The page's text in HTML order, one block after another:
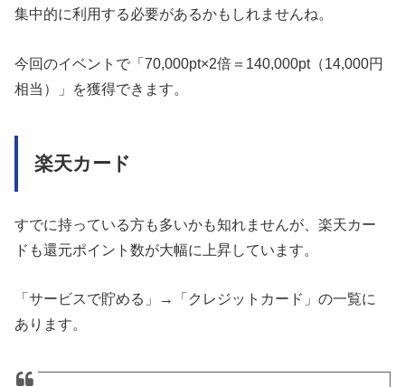
集中的に利用する必要があるかもしれませんね。
今回のイベントで「70,000pt×2倍＝140,000pt（14,000円
相当）」を獲得できます。
楽天カード
すでに持っている方も多いかも知れませんが、楽天カー
ドも還元ポイント数が大幅に上昇しています。
「サービスで貯める」→「クレジットカード」の一覧に
あります。